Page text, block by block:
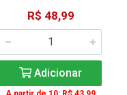
R$ 48,99
Adicionar